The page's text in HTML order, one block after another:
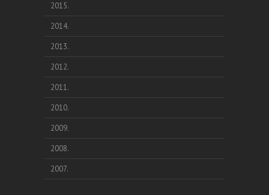
2015.
2014.
2013.
2012.
2011.
2010.
2009.
2008.
2007.